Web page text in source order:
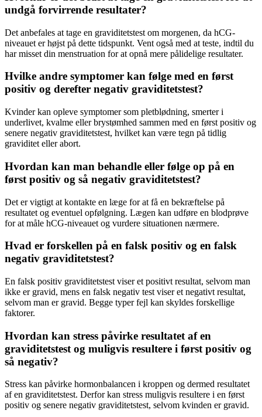
undgå forvirrende resultater?
Det anbefales at tage en graviditetstest om morgenen, da hCG-
niveauet er højst på dette tidspunkt. Vent også med at teste, indtil du
har misset din menstruation for at opnå mere pålidelige resultater.
Hvilke andre symptomer kan følge med en først
positiv og derefter negativ graviditetstest?
Kvinder kan opleve symptomer som pletblødning, smerter i
underlivet, kvalme eller brystømhed sammen med en først positiv og
senere negativ graviditetstest, hvilket kan være tegn på tidlig
graviditet eller abort.
Hvordan kan man behandle eller følge op på en
først positiv og så negativ graviditetstest?
Det er vigtigt at kontakte en læge for at få en bekræftelse på
resultatet og eventuel opfølgning. Lægen kan udføre en blodprøve
for at måle hCG-niveauet og vurdere situationen nærmere.
Hvad er forskellen på en falsk positiv og en falsk
negativ graviditetstest?
En falsk positiv graviditetstest viser et positivt resultat, selvom man
ikke er gravid, mens en falsk negativ test viser et negativt resultat,
selvom man er gravid. Begge typer fejl kan skyldes forskellige
faktorer.
Hvordan kan stress påvirke resultatet af en
graviditetstest og muligvis resultere i først positiv og
så negativ?
Stress kan påvirke hormonbalancen i kroppen og dermed resultatet
af en graviditetstest. Derfor kan stress muligvis resultere i en først
positiv og senere negativ graviditetstest, selvom kvinden er gravid.